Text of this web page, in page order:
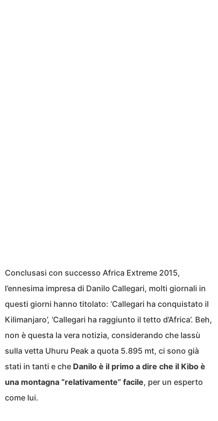
Conclusasi con successo Africa Extreme 2015,
l’ennesima impresa di Danilo Callegari, molti giornali in
questi giorni hanno titolato: ‘Callegari ha conquistato il
Kilimanjaro’, ‘Callegari ha raggiunto il tetto d’Africa’. Beh,
non è questa la vera notizia, considerando che lassù
sulla vetta Uhuru Peak a quota 5.895 mt, ci sono già
stati in tanti e che Danilo è il primo a dire che il Kibo è
una montagna “relativamente” facile, per un esperto
come lui.